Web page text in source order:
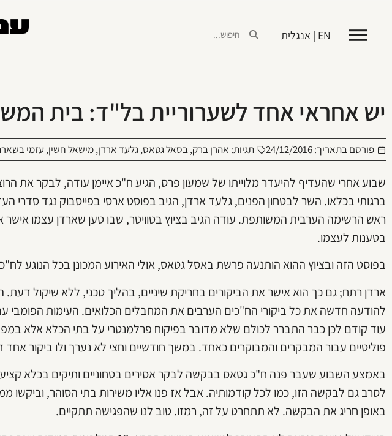
EN | אנגלית
יש אחראי אחד לשערוריית בל"ד: בית
פורסם בתאריך:24/12/2016 תגיות: אהרן ברק,בסאל גטאס,גלעד ארדן,מישאל חשין,עזמי
שבוע אחרי שהעדיף להיעדר מלוייתו של שמעון פרס, הגיע ח"כ איימן עודה, לבקר את
ברגותי בכלאו. השר לבטחון הפנים, גלעד ארדן, הגיב בפוסט ארסי בפייסבוק נגד סדרי
ראש הרשימה הערבית המשותפת. עודה הגיב בציוץ בטוויטר, שבו טען שארדן עצמו אישר
בטענות לעצמו.
בפוסט הזה ובציוץ ההוא הותנעה פרשת באסל גטאס, אולי האירוע המכונן בכל הנוגע
ארדן רתח; גם כך הוא אישר את הביקורים בחריקת שיניים, בהליך טכני, ללא שיקול
להודעה חדשה את כל ביקורי הח"כים הערבים את המחבלים הכלואים. העימות הפומבי
עוד קודם לכן כבר התברר לכולם שלא מדובר בפיקוח פרלמנטרי על בתי הכלא אלא
פוליטיים עבור המבקרים והמבוקרים כאחד. במשך חודשיים וחצי לא נערך ולו ביקור אחד
באמצע השבוע שעבר פנה ח"כ גטאס בבקשה לבקר אסירים בטחוניים ותיקים בכלא
לסרב גם לבקשה הזו, כמו לכל קודמותיה. אבל אז פנו אליו משירות בתי הסוהר, וביקשו
באופן חריג את הבקשה. לא תתחרט על זה, רמזו. טוב לנו שהפגישה תתקיים.